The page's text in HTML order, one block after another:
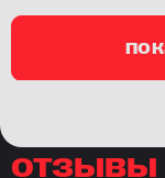
отзывы